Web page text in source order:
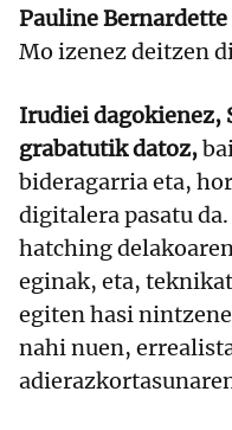
Pauline
Mo izenez deitzen
Irudiei dagokienez,
grabatutik datoz,
bideragarria eta,
digitalera pasatu
hatching
eginak, eta,
egiten hasi
nahi nuen,